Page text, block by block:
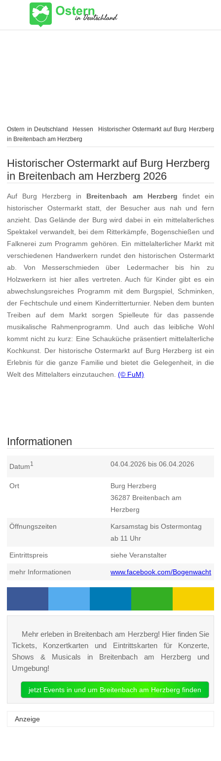
Ostern in Deutschland Hessen
Historischer Ostermarkt auf Burg Herzberg
in Breitenbach am Herzberg
Historischer Ostermarkt auf Burg Herzberg
in Breitenbach am Herzberg 2026
Auf Burg Herzberg in Breitenbach am Herzberg findet ein
historischer Ostermarkt statt, der Besucher aus nah und fern
anzieht. Das Gelände der Burg wird dabei in ein mittelalterliches
Spektakel verwandelt, bei dem Ritterkämpfe, Bogenschießen und
Falknerei zum Programm gehören. Ein mittelalterlicher Markt mit
verschiedenen Handwerkern rundet den historischen Ostermarkt
ab. Von Messerschmieden über Ledermacher bis hin zu
Holzwerkern ist hier alles vertreten. Auch für Kinder gibt es ein
abwechslungsreiches Programm mit dem Burgspiel, Schminken,
der Fechtschule und einem Kinderritterturnier. Neben dem bunten
Treiben auf dem Markt sorgen Spielleute für das passende
musikalische Rahmenprogramm. Und auch das leibliche Wohl
kommt nicht zu kurz: Eine Schauküche präsentiert mittelalterliche
Kochkunst. Der historische Ostermarkt auf Burg Herzberg ist ein
Erlebnis für die ganze Familie und bietet die Gelegenheit, in die
Welt des Mittelalters einzutauchen.(© FuM)
Informationen
Datum1 04.04.2026 bis 06.04.2026
Ort
Burg Herzberg
36287 Breitenbach am
Herzberg
Öffnungszeiten
Karsamstag bis Ostermontag
ab 11 Uhr
Eintrittspreis siehe Veranstalter
mehr Informationen www.facebook.com/Bogenwacht
Mehr erleben in Breitenbach am Herzberg! Hier finden Sie
Tickets, Konzertkarten und Eintrittskarten für Konzerte,
Shows & Musicals in Breitenbach am Herzberg und
Umgebung!
jetzt Events in und um Breitenbach am Herzberg finden
Anzeige